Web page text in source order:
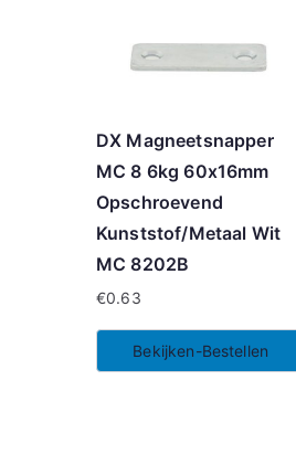
DX Magneetsnapper
MC 8 6kg 60x16mm
Opschroevend
Kunststof/Metaal Wit
MC 8202B
€0.63
Bekijken-Bestellen